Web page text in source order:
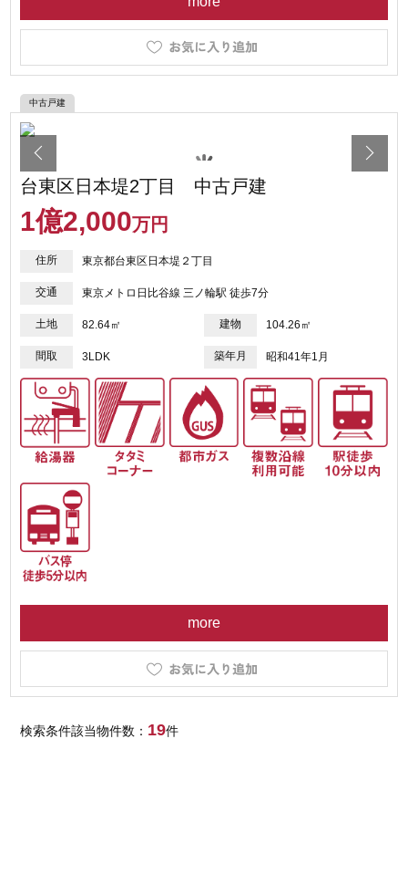
中古戸建
台東区日本堤2丁目 中古戸建
1億2,000万円
住所 東京都台東区日本堤２丁目
交通 東京メトロ日比谷線 三ノ輪駅 徒歩7分
土地 82.64㎡ 建物 104.26㎡
間取 3LDK 築年月 昭和41年1月
more
検索条件該当物件数： 19件